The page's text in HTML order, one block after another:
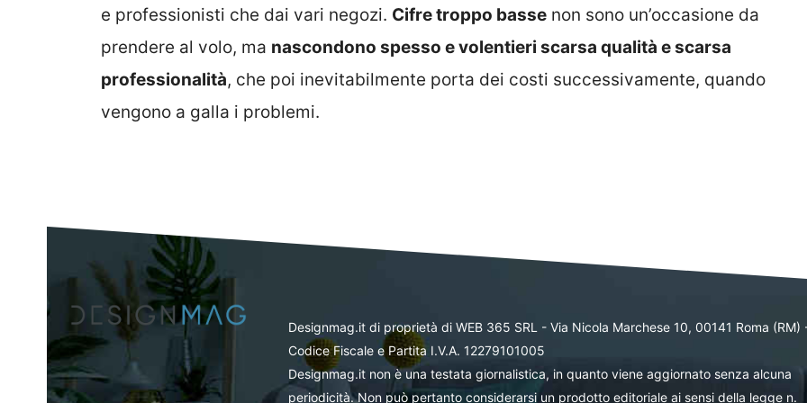
e professionisti che dai vari negozi. Cifre troppo basse non sono un’occasione da
prendere al volo, ma nascondono spesso e volentieri scarsa qualità e scarsa
professionalità, che poi inevitabilmente porta dei costi successivamente, quando
vengono a galla i problemi.
Designmag.it di proprietà di WEB 365 SRL - Via Nicola Marchese 10, 00141 Roma (RM)
Codice Fiscale e Partita I.V.A. 12279101005
Designmag.it non è una testata giornalistica, in quanto viene aggiornato senza alcuna
periodicità. Non può pertanto considerarsi un prodotto editoriale ai sensi della legge n.